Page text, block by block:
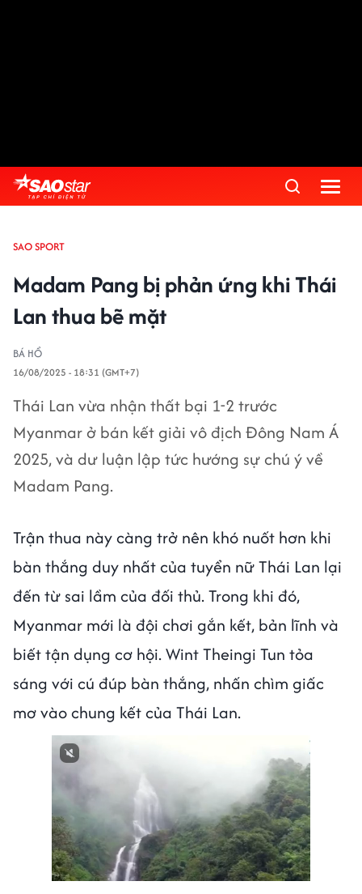
SAO SPORT
Madam Pang bị phản ứng khi Thái
Lan thua bẽ mặt
BÁ HỔ
16/08/2025 - 18:31 (GMT+7)
Thái Lan vừa nhận thất bại 1-2 trước
Myanmar ở bán kết giải vô địch Đông Nam Á
2025, và dư luận lập tức hướng sự chú ý về
Madam Pang.
Trận thua này càng trở nên khó nuốt hơn khi
bàn thắng duy nhất của tuyển nữ Thái Lan lại
đến từ sai lầm của đối thủ. Trong khi đó,
Myanmar mới là đội chơi gắn kết, bản lĩnh và
biết tận dụng cơ hội. Wint Theingi Tun tỏa
sáng với cú đúp bàn thắng, nhấn chìm giấc
mơ vào chung kết của Thái Lan.
Next video in 1 Cancel